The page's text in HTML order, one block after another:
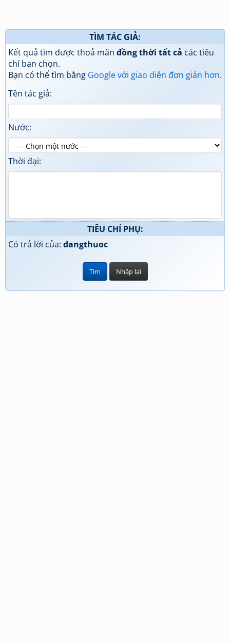
TÌM TÁC GIẢ:
Kết quả tìm được thoả mãn đồng thời tất cả các tiêu
chí bạn chọn.
Bạn có thể tìm bằng Google với giao diện đơn giản hơn.
Tên tác giả:
Nước:
Thời đại:
TIÊU CHÍ PHỤ:
Có trả lời của: dangthuoc